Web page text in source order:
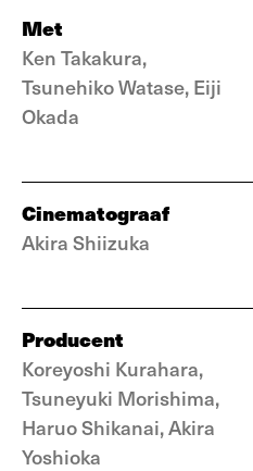
Met
Ken Takakura,
Tsunehiko Watase, Eiji
Okada
Cinematograaf
Akira Shiizuka
Producent
Koreyoshi Kurahara,
Tsuneyuki Morishima,
Haruo Shikanai, Akira
Yoshioka